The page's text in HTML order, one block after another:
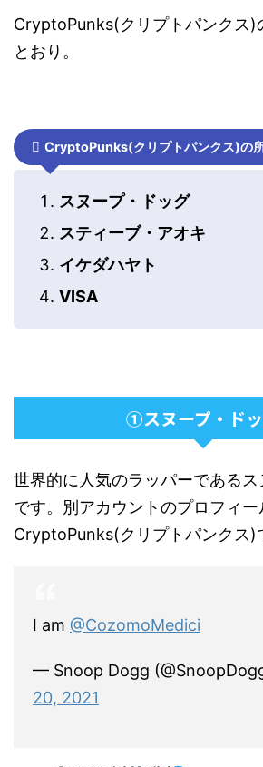
CryptoPunks(クリプトパンクス)
とおり。
CryptoPunks(クリプトパンクス)の
スヌープ・ドッグ
スティーブ・アオキ
イケダハヤト
VISA
①スヌープ・ド
世界的に人気のラッパーである
です。別アカウントのプロフィ
CryptoPunks(クリプトパンクス)
I am @CozomoMedici
— Snoop Dogg
20, 2021